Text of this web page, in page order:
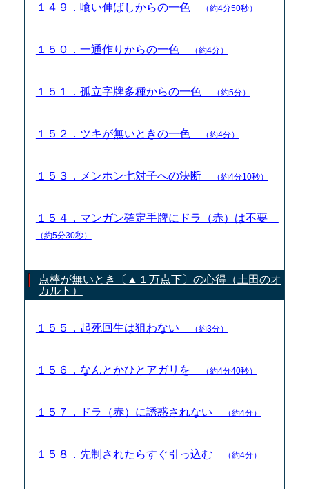
１４９．喰い伸ばしからの一色 （約4分50秒）
１５０．一通作りからの一色 （約4分）
１５１．孤立字牌多種からの一色 （約5分）
１５２．ツキが無いときの一色 （約4分）
１５３．メンホン七対子への決断 （約4分10秒）
１５４．マンガン確定手牌にドラ（赤）は不要
（約5分30秒）
点棒が無いとき〔▲１万点下〕の心得（土田のオ
カルト）
１５５．起死回生は狙わない （約3分）
１５６．なんとかひとアガリを （約4分40秒）
１５７．ドラ（赤）に誘惑されない （約4分）
１５８．先制されたらすぐ引っ込む （約4分）